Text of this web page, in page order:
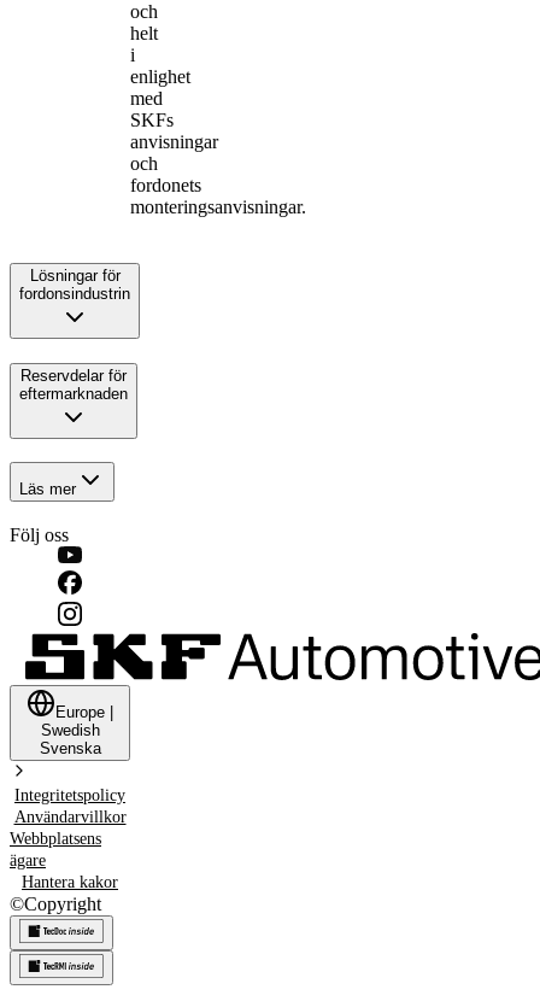
och
helt
i
enlighet
med
SKFs
anvisningar
och
fordonets
monteringsanvisningar.
Lösningar för
fordonsindustrin
Reservdelar för
eftermarknaden
Läs mer
Följ oss
Europe
Swedish
Svenska
Integritetspolicy
Användarvillkor
Webbplatsens
ägare
Hantera kakor
©Copyright